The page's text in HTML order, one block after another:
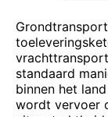
standaard
binnen het
wordt vervoer